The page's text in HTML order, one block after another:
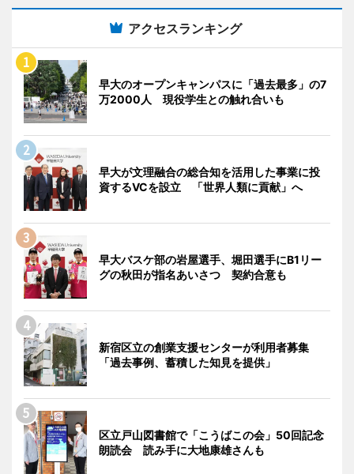
アクセスランキング
早大のオープンキャンパスに「過去最多」の7
万2000人 現役学生との触れ合いも
早大が文理融合の総合知を活用した事業に投
資するVCを設立 「世界人類に貢献」へ
早大バスケ部の岩屋選手、堀田選手にB1リー
グの秋田が指名あいさつ 契約合意も
新宿区立の創業支援センターが利用者募集
「過去事例、蓄積した知見を提供」
区立戸山図書館で「こうばこの会」50回記念
朗読会 読み手に大地康雄さんも